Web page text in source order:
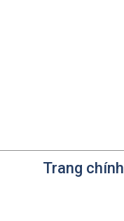
Trang chính